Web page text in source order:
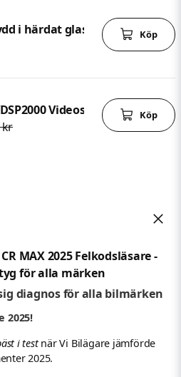
i härdat glas för iCarsoft CR
Köp
Videoskop – USB-
kr
Köp
MAX 2025 Felkodsläsare -
för alla märken
diagnos för alla bilmärken
2025!
i testnär Vi Bilägare jämförde
2025.